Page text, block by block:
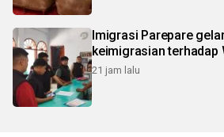
Imigrasi Parepare
keimigrasian terhadap
21 jam lalu